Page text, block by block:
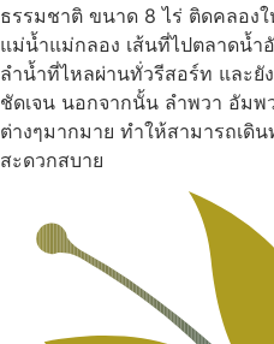
ธรรมชาติ ขนาด 8 ไร่ ติดคลอง
แม่น้ำแม่กลอง เส้นที่ไปตลาดน้ำ
ลำน้ำที่ไหลผ่านทั่วรีสอร์ท และยั
ชัดเจน นอกจากนั้น ลำพวา อัมพ
ต่างๆมากมาย ทำให้สามารถเดิ
สะดวกสบาย